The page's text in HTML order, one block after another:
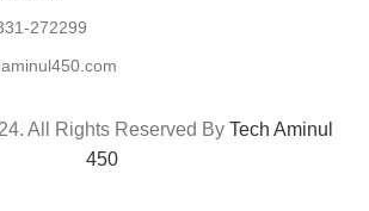
272299
All Rights Reserved By Tech Aminul
450